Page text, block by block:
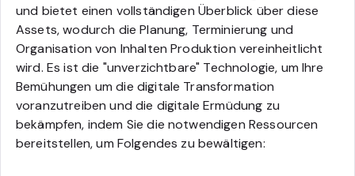
und bietet einen vollständigen Überblick über diese
Assets, wodurch die Planung, Terminierung und
Organisation von Inhalten Produktion vereinheitlicht
wird. Es ist die "unverzichtbare" Technologie, um Ihre
Bemühungen um die digitale Transformation
voranzutreiben und die digitale Ermüdung zu
bekämpfen, indem Sie die notwendigen Ressourcen
bereitstellen, um Folgendes zu bewältigen: